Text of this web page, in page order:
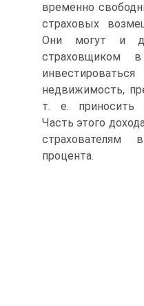
временно
страховых
Они могут и
страховщиком
недвижимость,
т. е. приносить
Часть этого
страхователям
процента.